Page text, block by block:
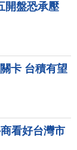
開盤恐承壓
卡 台積有望
看好台灣市